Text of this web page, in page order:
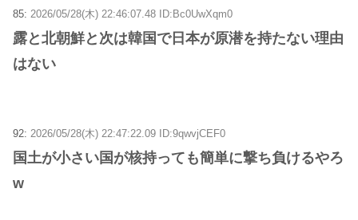
85: 2026/05/28(木) 22:46:07.48 ID:Bc0UwXqm0
露と北朝鮮と次は韓国で日本が原潜を持たない理由
はない
92: 2026/05/28(木) 22:47:22.09 ID:9qwvjCEF0
国土が小さい国が核持っても簡単に撃ち負けるやろ
w